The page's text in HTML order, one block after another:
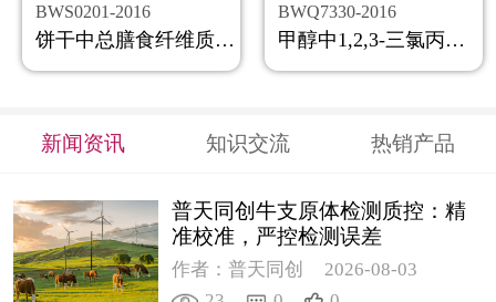
BWS0201-2016
饼干中总膳食纤维质控样品
BWQ7330-2016
甲醇中1,2,3-三氯丙烷溶液标准物质
新闻资讯 知识交流 热销产品
普天同创牛支原体检测质控：精
准校准，严控检测误差
作者：普天同创
2026-08-03